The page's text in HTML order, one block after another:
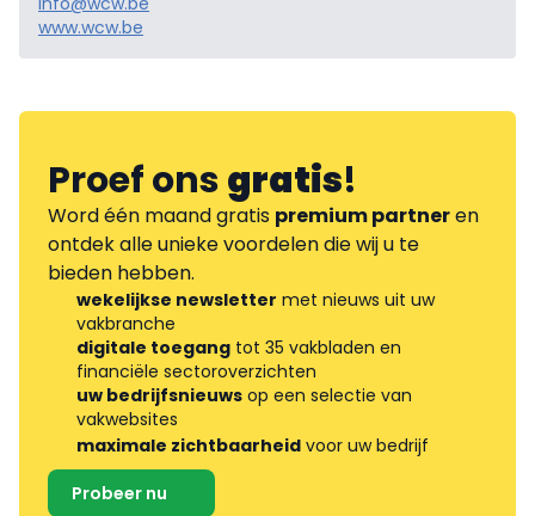
www.wcw.be
Proef onsgratis!
Word één maand gratis premium partneren
ontdek alle unieke voordelen die wij u te
bieden hebben.
wekelijkse newsletter met nieuws uit uw
vakbranche
digitale toegang tot 35 vakbladen en
financiële sectoroverzichten
uw bedrijfsnieuws op een selectie van
vakwebsites
maximale zichtbaarheid voor uw bedrijf
Probeer nu